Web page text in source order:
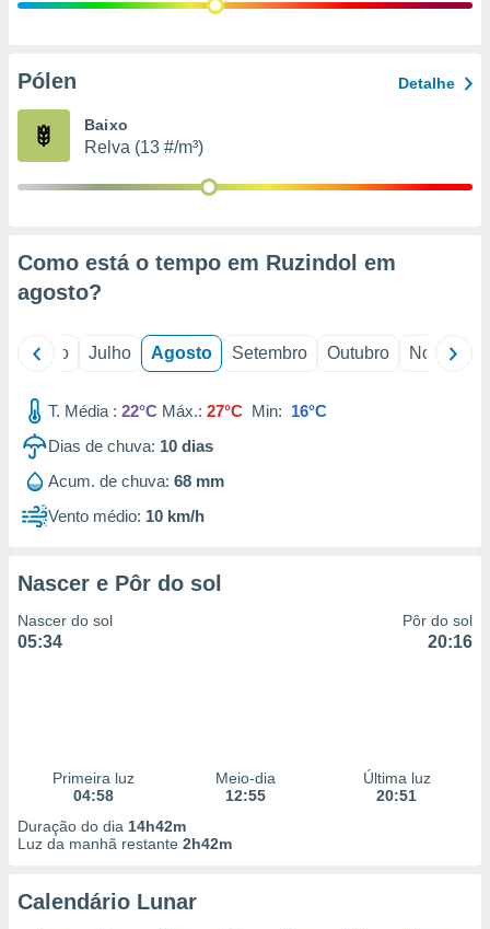
e
de
Pólen Detalhe
Baixo
Relva (13 #/m³)
Como está o tempo em Ruzindol em
agosto?
Junho Julho Agosto Setembro Outubro Novembro
T. Média : 22°C Máx.: 27°C Min: 16°C
Dias de chuva: 10 dias
Acum. de chuva: 68 mm
Vento médio: 10 km/h
Nascer e Pôr do sol
Nascer do sol
05:34
Pôr do sol
20:16
Primeira luz
04:58
Meio-dia
12:55
Última luz
20:51
Duração do dia 14h42m
Luz da manhã restante 2h42m
Calendário Lunar